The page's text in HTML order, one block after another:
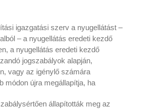
igazgatási szerv a nyugellátást –
– a nyugellátás eredeti kezdő
a nyugellátás eredeti kezdő
jogszabályok alapján,
vagy az igénylő számára
módon újra megállapítja, ha
állapították meg az